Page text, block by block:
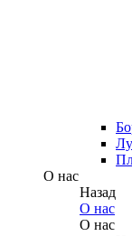
О нас
Назад
О нас
О нас